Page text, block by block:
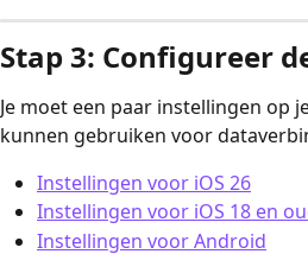
Stap 3: Configureer
Je moet een paar instellingen op
kunnen gebruiken voor
Instellingen voor iOS 26
Instellingen voor iOS 18 en
Instellingen voor Android